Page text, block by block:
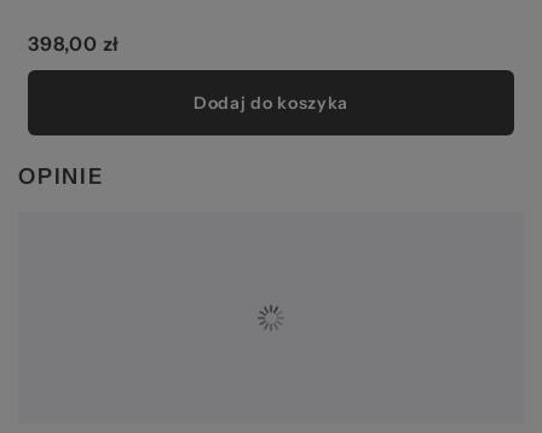
398,00 zł
Dodaj do koszyka
OPINIE